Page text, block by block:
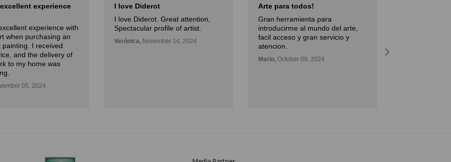
experience
experience with
when purchasing an
painting. I received
and the delivery of
to my home was
05, 2024
I love Diderot
I love Diderot. Great attention,
Spectacular profile of artist.
Verónica, November 14, 2024
Arte para todos!
Gran herramienta para
introducirme al mundo del arte,
facil acceso y gran servicio y
atencion.
Mario, October 09, 2024